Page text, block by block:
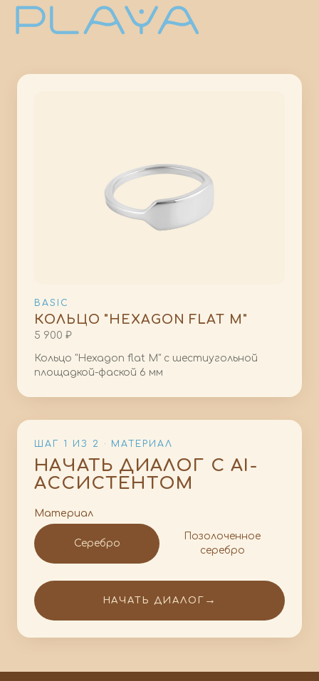
BASIC
КОЛЬЦО "HEXAGON FLAT M"
5 900 ₽
Кольцо "Hexagon flat M" с шестиугольной
площадкой-фаской 6 мм
ШАГ 1 ИЗ 2 · МАТЕРИАЛ
НАЧАТЬ ДИАЛОГ С AI-
АССИСТЕНТОМ
Материал
Серебро
Позолоченное
серебро
НАЧАТЬ ДИАЛОГ →